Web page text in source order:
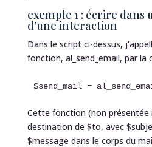
exemple 1 : écrire
d’une interaction
Dans le script ci-dessus,
fonction, al_send_email, par la
$send_mail =
Cette fonction (non présentée
destination de $to, avec
$message dans le corps du